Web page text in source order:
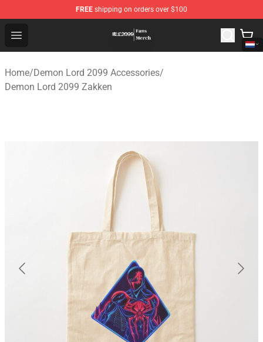
FREE shipping on orders over $100
Open menu
Demon Lord 2099 Store - Official Demon Lord 2099
Home/Demon Lord 2099 Accessories/
Demon Lord 2099 Zakken